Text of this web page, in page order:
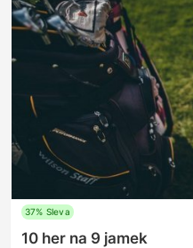
37% Sleva
10 her na 9 jamek